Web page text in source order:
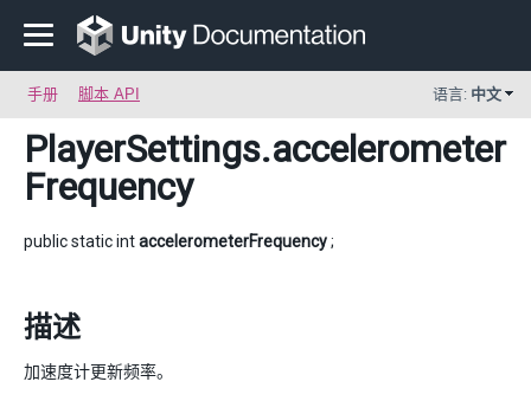
手册 脚本 API 语言: 中文
PlayerSettings.accelerometer
Frequency
public static intaccelerometerFrequency;
描述
加速度计更新频率。